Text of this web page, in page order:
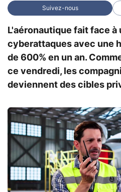
Suivez-nous
L'aéronautique fait face
cyberattaques avec une
de 600% en un an.
ce vendredi, les
deviennent des cibles